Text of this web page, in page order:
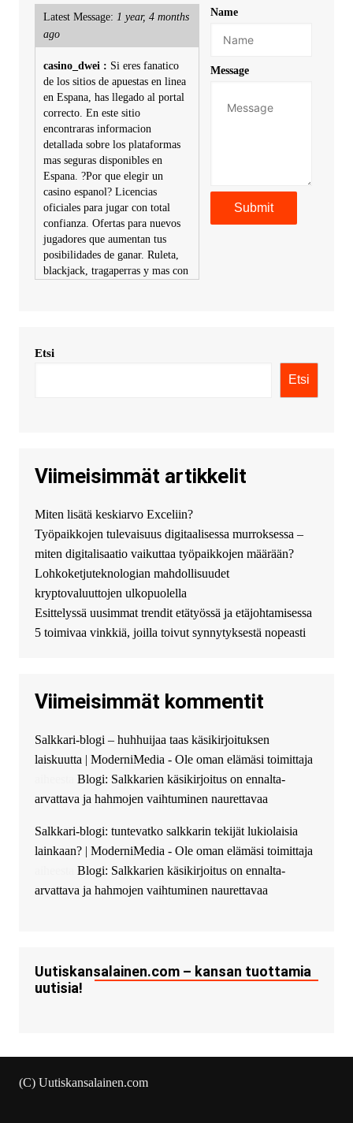
Latest Message: 1 year, 4 months
ago
casino_dwei : Si eres fanatico
de los sitios de apuestas en linea
en Espana, has llegado al portal
correcto. En este sitio
encontraras informacion
detallada sobre los plataformas
mas seguras disponibles en
Espana. ?Por que elegir un
casino espanol? Licencias
oficiales para jugar con total
confianza. Ofertas para nuevos
jugadores que aumentan tus
posibilidades de ganar. Ruleta,
blackjack, tragaperras y mas con
KimonicRisse :
купить хавал джулиан -
http://jolion-ufa1.ru/
Появился вопрос про срочно
взять деньги? Предлагаем
безопасный источник
финансовой помощи. Вы
можете получить
финансирование в долг без
избыточных вопросов и
документов? Тогда обратитесь
guest_4889 :Cmon Suomi 👏
The Admin: High five! You’ve
successfully installed Simple
Ajax Chat.
Name
Message
Etsi
Etsi
Viimeisimmät artikkelit
Miten lisätä keskiarvo Exceliin?
Työpaikkojen tulevaisuus digitaalisessa murroksessa –
miten digitalisaatio vaikuttaa työpaikkojen määrään?
Lohkoketjuteknologian mahdollisuudet
kryptovaluuttojen ulkopuolella
Esittelyssä uusimmat trendit etätyössä ja etäjohtamisessa
5 toimivaa vinkkiä, joilla toivut synnytyksestä nopeasti
Viimeisimmät kommentit
Salkkari-blogi – huhhuijaa taas käsikirjoituksen
laiskuutta | ModerniMedia - Ole oman elämäsi toimittaja
Blogi: Salkkarien käsikirjoitus on ennalta-
arvattava ja hahmojen vaihtuminen naurettavaa
Salkkari-blogi: tuntevatko salkkarin tekijät lukiolaisia
lainkaan? | ModerniMedia - Ole oman elämäsi toimittaja
Blogi: Salkkarien käsikirjoitus on ennalta-
arvattava ja hahmojen vaihtuminen naurettavaa
Uutiskansalainen.com – kansan tuottamia
uutisia!
(C) Uutiskansalainen.com